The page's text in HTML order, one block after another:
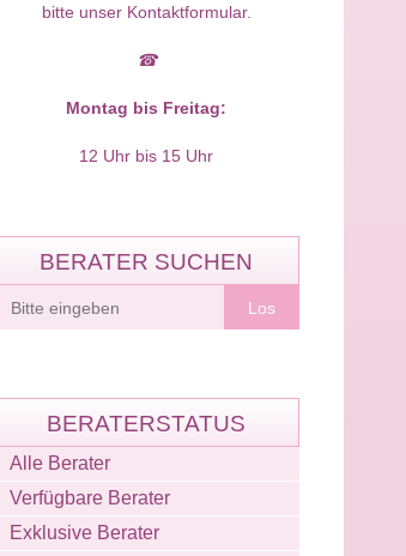
bitte unser Kontaktformular.
☎
Montag bis Freitag:
12 Uhr bis 15 Uhr
BERATER SUCHEN
finden
BERATERSTATUS
Alle Berater
Verfügbare Berater
Exklusive Berater